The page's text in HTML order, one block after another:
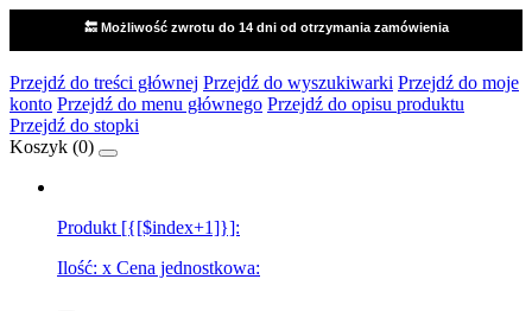
🔙 Możliwość zwrotu do 14 dni od otrzymania zamówienia
Przejdź do treści głównej Przejdź do wyszukiwarki Przejdź do moje
konto Przejdź do menu głównego Przejdź do opisu produktu
Przejdź do stopki
Koszyk (0)
Produkt [{[$index+1]}]:
Ilość: x Cena jednostkowa: